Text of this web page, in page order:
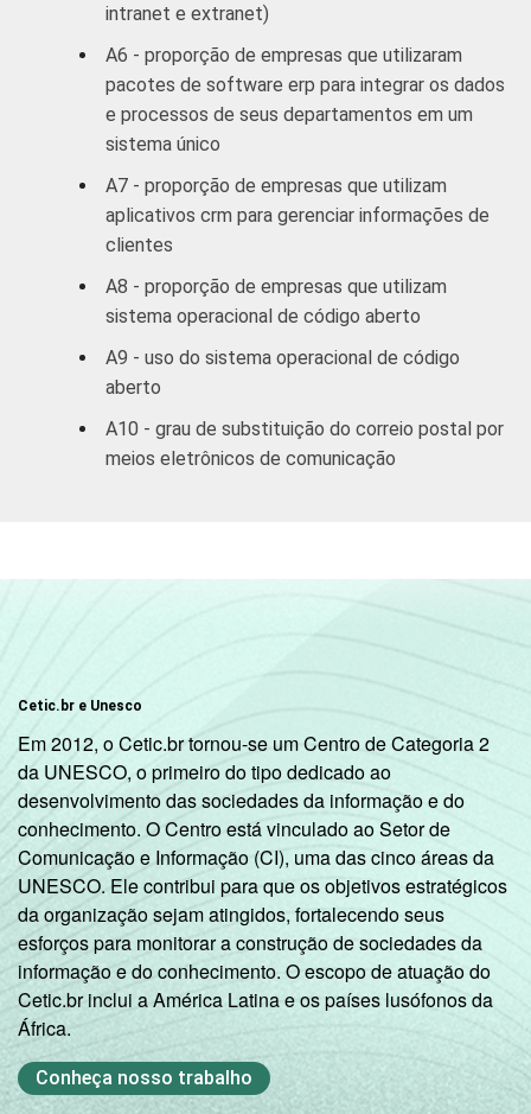
Limpeza urbana e esgoto e Atividades
relacionadas e 91 atividades associativas.
Veja a tabela de
erros estatísticos
aproximados
para cada variável este
indicador.
Fonte: NIC.br - out/nov 2008
intranet e extranet)
A6 - proporção de empresas que utilizaram
pacotes de software erp para integrar os dados
e processos de seus departamentos em um
sistema único
A7 - proporção de empresas que utilizam
aplicativos crm para gerenciar informações de
clientes
A8 - proporção de empresas que utilizam
sistema operacional de código aberto
A9 - uso do sistema operacional de código
aberto
A10 - grau de substituição do correio postal por
meios eletrônicos de comunicação
Cetic.br e Unesco
Em 2012, o Cetic.br tornou-se um Centro de Categoria 2
da UNESCO, o primeiro do tipo dedicado ao
desenvolvimento das sociedades da informação e do
conhecimento. O Centro está vinculado ao Setor de
Comunicação e Informação (CI), uma das cinco áreas da
UNESCO. Ele contribui para que os objetivos estratégicos
da organização sejam atingidos, fortalecendo seus
esforços para monitorar a construção de sociedades da
informação e do conhecimento. O escopo de atuação do
Cetic.br inclui a América Latina e os países lusófonos da
África.
Conheça nosso trabalho